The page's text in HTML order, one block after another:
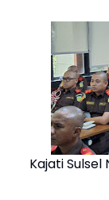
Kajati Sulsel